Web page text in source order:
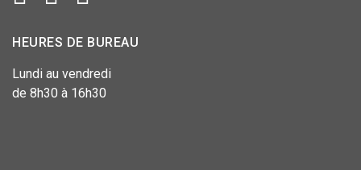
HEURES DE BUREAU
Lundi au vendredi
de 8h30 à 16h30